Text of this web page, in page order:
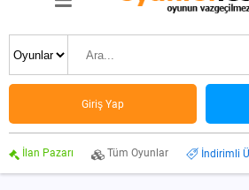
Giriş Yap
İlan Pazarı Tüm Oyunlar İndirimli